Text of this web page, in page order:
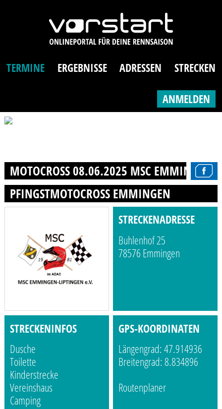
TERMINE ERGEBNISSE ADRESSEN STRECKEN
ANMELDEN
MOTOCROSS 08.06.2025 MSC EMMINGEN-
PFINGSTMOTOCROSS EMMINGEN
STRECKENADRESSE
Buhlenhof 25
78576 Emmingen
STRECKENINFOS
Dusche
Toilette
Kinderstrecke
Vereinshaus
Camping
GPS-KOORDINATEN
Längengrad: 47.914936
Breitengrad: 8.834896
Routenplaner